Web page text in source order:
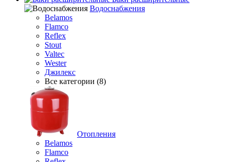
Водоснабжения
Belamos
Flamco
Reflex
Stout
Valtec
Wester
Джилекс
Все категории (8)
Отопления
Belamos
Flamco